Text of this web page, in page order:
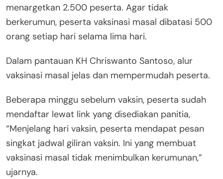
menargetkan 2.500 peserta. Agar tidak
berkerumun, peserta vaksinasi masal dibatasi 500
orang setiap hari selama lima hari.
Dalam pantauan KH Chriswanto Santoso, alur
vaksinasi masal jelas dan mempermudah peserta.
Beberapa minggu sebelum vaksin, peserta sudah
mendaftar lewat link yang disediakan panitia,
“Menjelang hari vaksin, peserta mendapat pesan
singkat jadwal giliran vaksin. Ini yang membuat
vaksinasi masal tidak menimbulkan kerumunan,”
ujarnya.